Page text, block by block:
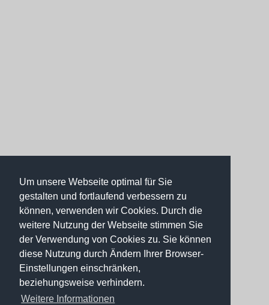
Um unsere Webseite optimal für Sie
gestalten und fortlaufend verbessern zu
können, verwenden wir Cookies. Durch die
weitere Nutzung der Webseite stimmen Sie
der Verwendung von Cookies zu. Sie können
diese Nutzung durch Ändern Ihrer Browser-
Einstellungen einschränken,
beziehungsweise verhindern.
Weitere Informationen